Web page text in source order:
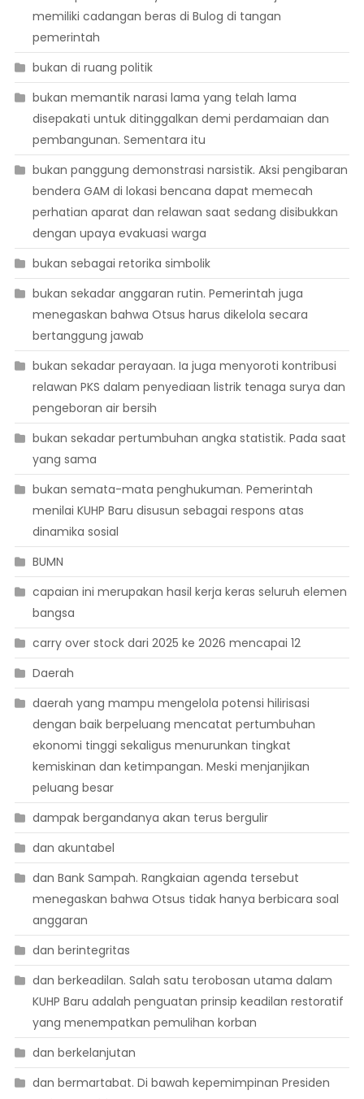
memiliki cadangan beras di Bulog di tangan
pemerintah
bukan di ruang politik
bukan memantik narasi lama yang telah lama
disepakati untuk ditinggalkan demi perdamaian dan
pembangunan. Sementara itu
bukan panggung demonstrasi narsistik. Aksi pengibaran
bendera GAM di lokasi bencana dapat memecah
perhatian aparat dan relawan saat sedang disibukkan
dengan upaya evakuasi warga
bukan sebagai retorika simbolik
bukan sekadar anggaran rutin. Pemerintah juga
menegaskan bahwa Otsus harus dikelola secara
bertanggung jawab
bukan sekadar perayaan. Ia juga menyoroti kontribusi
relawan PKS dalam penyediaan listrik tenaga surya dan
pengeboran air bersih
bukan sekadar pertumbuhan angka statistik. Pada saat
yang sama
bukan semata-mata penghukuman. Pemerintah
menilai KUHP Baru disusun sebagai respons atas
dinamika sosial
BUMN
capaian ini merupakan hasil kerja keras seluruh elemen
bangsa
carry over stock dari 2025 ke 2026 mencapai 12
Daerah
daerah yang mampu mengelola potensi hilirisasi
dengan baik berpeluang mencatat pertumbuhan
ekonomi tinggi sekaligus menurunkan tingkat
kemiskinan dan ketimpangan. Meski menjanjikan
peluang besar
dampak bergandanya akan terus bergulir
dan akuntabel
dan Bank Sampah. Rangkaian agenda tersebut
menegaskan bahwa Otsus tidak hanya berbicara soal
anggaran
dan berintegritas
dan berkeadilan. Salah satu terobosan utama dalam
KUHP Baru adalah penguatan prinsip keadilan restoratif
yang menempatkan pemulihan korban
dan berkelanjutan
dan bermartabat. Di bawah kepemimpinan Presiden